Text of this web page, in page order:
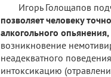
Игорь Голощапов
позволяет человеку
алкогольного опьянения,
возникновение
неадекватного
интоксикацию